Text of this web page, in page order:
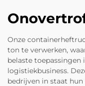
Onze
ton te verwerken,
belaste toepassingen
logistiekbusiness.
bedrijven in staat